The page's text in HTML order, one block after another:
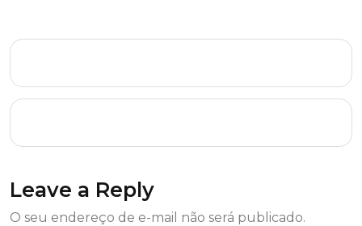
Leave a Reply
O seu endereço de e-mail não será publicado.